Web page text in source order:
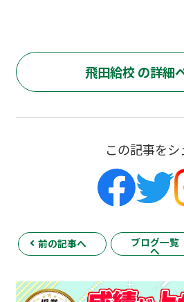
飛田給校 の詳細
この記事をシ
前の記事へ ブログ一覧
へ